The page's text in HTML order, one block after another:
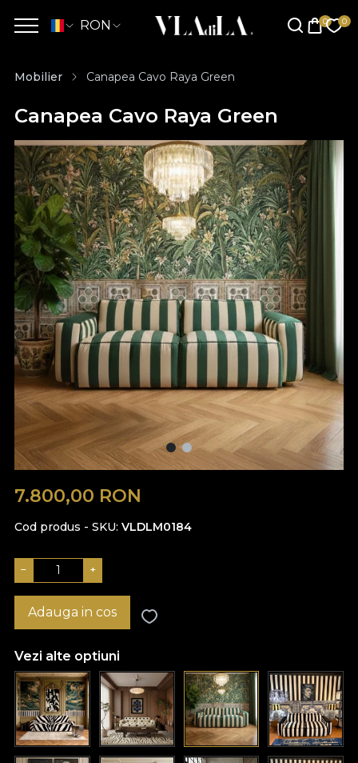
RON
Mobilier Canapea Cavo Raya Green
Canapea Cavo Raya Green
7.800,00 RON
Cod produs - SKU VLDLM0184
− +
Adauga in cos
Vezi alte optiuni